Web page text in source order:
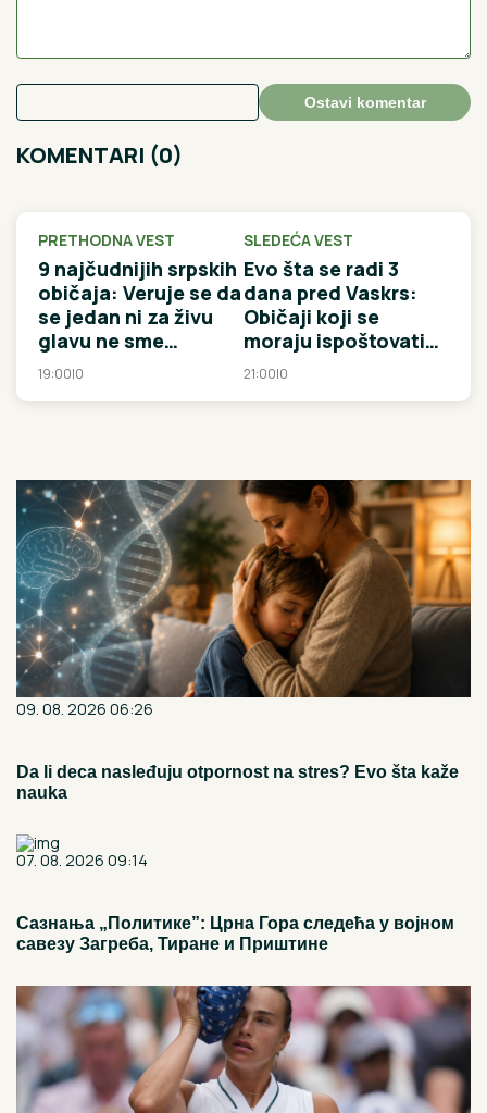
Ostavi komentar
KOMENTARI (0)
PRETHODNA VEST
9 najčudnijih srpskih
običaja: Veruje se da
se jedan ni za živu
glavu ne sme
prekršiti, inače...
19:00|0
SLEDEĆA VEST
Evo šta se radi 3
dana pred Vaskrs:
Običaji koji se
moraju ispoštovati
na veliku sredu,
21:00|0
09. 08. 2026 06:26
Da li deca nasleđuju otpornost na stres? Evo šta kaže
nauka
07. 08. 2026 09:14
Сазнања „Политике”: Црна Гора следећа у војном
савезу Загреба, Тиране и Приштине